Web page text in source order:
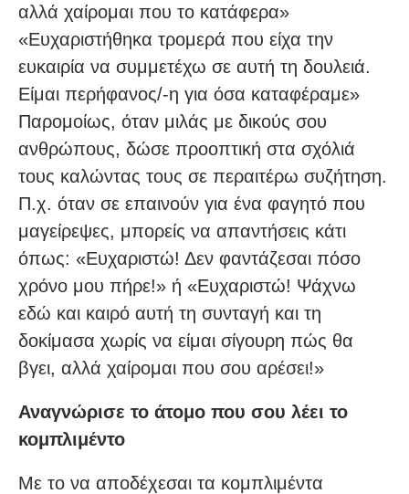
αλλά χαίρομαι που το κατάφερα»
«Ευχαριστήθηκα τρομερά που είχα την
ευκαιρία να συμμετέχω σε αυτή τη δουλειά.
Είμαι περήφανος/-η για όσα καταφέραμε»
Παρομοίως, όταν μιλάς με δικούς σου
ανθρώπους, δώσε προοπτική στα σχόλιά
τους καλώντας τους σε περαιτέρω συζήτηση.
Π.χ. όταν σε επαινούν για ένα φαγητό που
μαγείρεψες, μπορείς να απαντήσεις κάτι
όπως: «Ευχαριστώ! Δεν φαντάζεσαι πόσο
χρόνο μου πήρε!» ή «Ευχαριστώ! Ψάχνω
εδώ και καιρό αυτή τη συνταγή και τη
δοκίμασα χωρίς να είμαι σίγουρη πώς θα
βγει, αλλά χαίρομαι που σου αρέσει!»
Αναγνώρισε το άτομο που σου λέει το
κομπλιμέντο
Με το να αποδέχεσαι τα κομπλιμέντα